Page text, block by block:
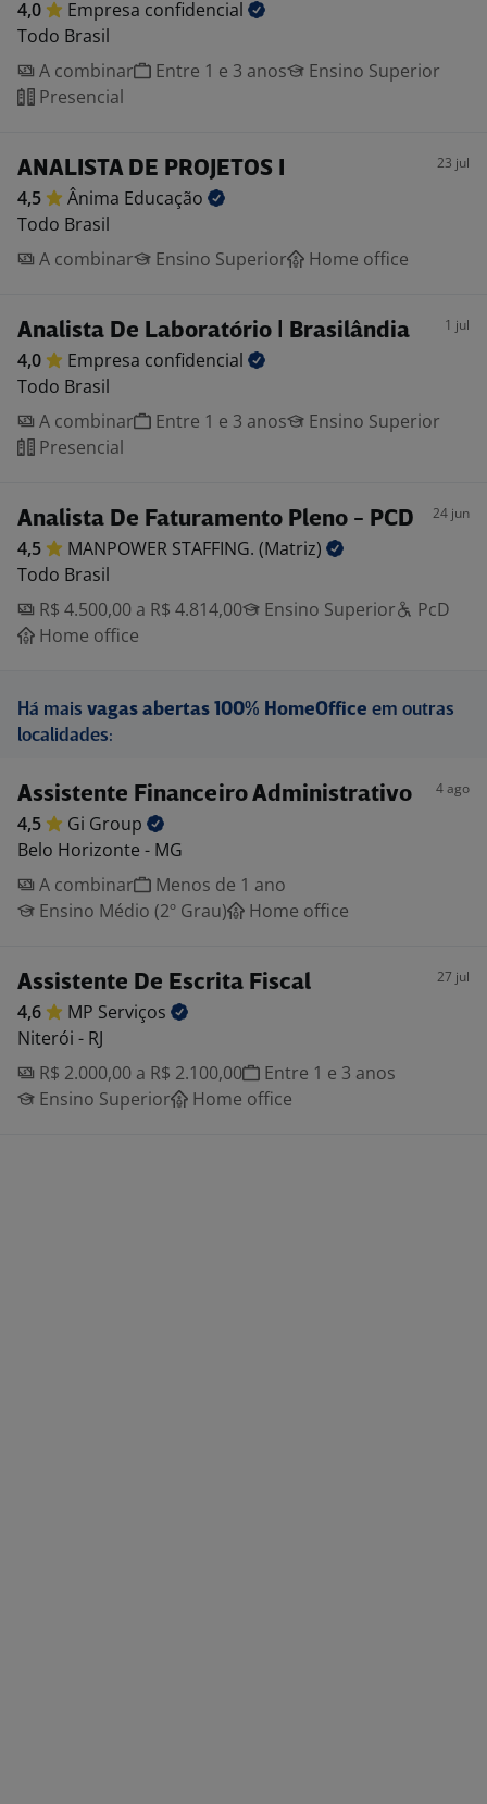
4,0 Empresa confidencial
Todo Brasil
A combinar
Entre 1 e 3 anos
Ensino Superior
Presencial
ANALISTA DE PROJETOS I 23 jul
4,5 Ânima Educação
Todo Brasil
A combinar
Ensino Superior Home office
Analista De Laboratório | Brasilândia 1 jul
4,0 Empresa confidencial
Todo Brasil
A combinar
Entre 1 e 3 anos
Ensino Superior
Presencial
Analista De Faturamento Pleno - PCD 24 jun
4,5 MANPOWER STAFFING. (Matriz)
Todo Brasil
R$ 4.500,00 a R$ 4.814,00
Ensino Superior
PcD
Home office
Há mais vagas abertas 100% HomeOffice em outras
localidades:
Assistente Financeiro Administrativo 4 ago
4,5 Gi Group
Belo Horizonte - MG
A combinar
Menos de 1 ano
Ensino Médio (2º Grau)
Home office
Assistente De Escrita Fiscal 27 jul
4,6 MP Serviços
Niterói - RJ
R$ 2.000,00 a R$ 2.100,00
Entre 1 e 3 anos
Ensino Superior
Home office